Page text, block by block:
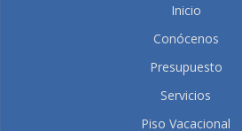
Inicio
Conócenos
Presupuesto
Servicios
Piso Vacacional